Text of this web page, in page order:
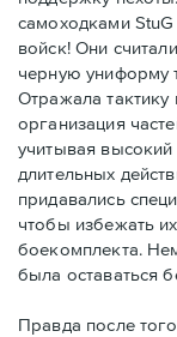
самоходками
войск! Они
черную униформу
Отражала
организация
учитывая
длительных
придавались
чтобы избежать
боекомплекта.
была оставаться
Правда после